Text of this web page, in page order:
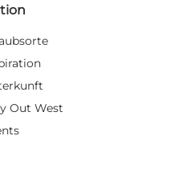
Out West